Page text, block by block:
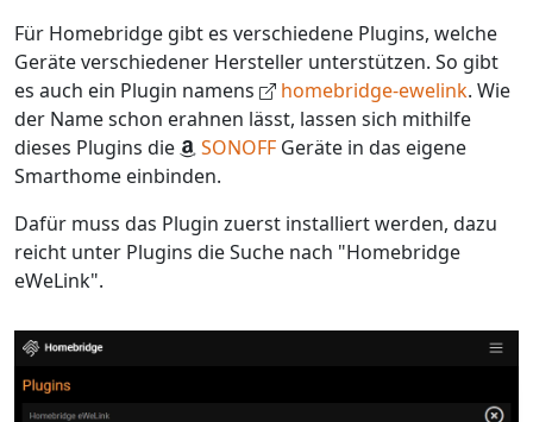
Für Homebridge gibt es verschiedene Plugins, welche
Geräte verschiedener Hersteller unterstützen. So gibt
es auch ein Plugin namens
homebridge-ewelink. Wie
der Name schon erahnen lässt, lassen sich mithilfe
dieses Plugins die
SONOFF Geräte in das eigene
Smarthome einbinden.
Dafür muss das Plugin zuerst installiert werden, dazu
reicht unter Plugins die Suche nach "Homebridge
eWeLink".